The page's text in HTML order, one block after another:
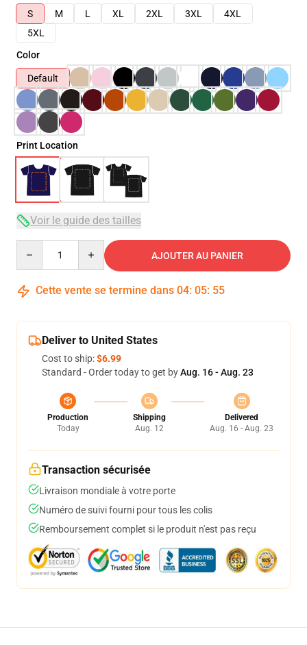
S
M L XL 2XL 3XL
4XL
5XL
Color
Default
Print Location
Voir le guide des tailles
AJOUTER AU PANIER
Cette vente se termine dans 04: 05: 54
Deliver to United States
Cost to ship:$6.99
Standard - Order today to get byAug. 16 - Aug. 23
Production
Today
Shipping
Aug. 12
Delivered
Aug. 16 - Aug. 23
Transaction sécurisée
Livraison mondiale à votre porte
Numéro de suivi fourni pour tous les colis
Remboursement complet si le produit n'est pas reçu